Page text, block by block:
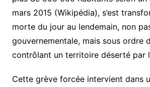
mars 2015 (Wikipédia), s’est
morte du jour au lendemain, non
gouvernementale, mais sous ordre
contrôlant un territoire déserté par
Cette grève forcée intervient dans